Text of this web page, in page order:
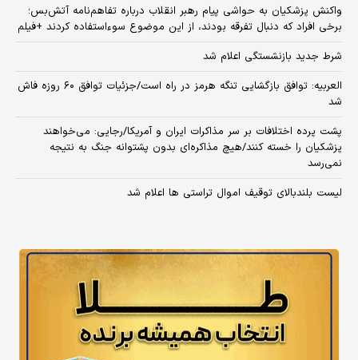
واکنش پزشکیان به حواشی پیام رهبر انقلاب درباره تفاهم‌نامه آتش‌بس؛
برخی افراد که دنبال تفرقه بودند، از این موضوع سوءاستفاده کردند +فیلم
شرط جدید بازنشستگی اعلام شد
العربیه: توافق بازگشایی تنگه هرمز در راه است/جزئیات توافق ۶۰ روزه فاش
شد
پشت پرده اختلافات بر سر مذاکرات ایران و آمریکا/رجایی: می‌خواهند
پزشکیان را خسته کنند/هیچ مذاکره‌ای بدون پشتوانه جنگ به نتیجه
نمی‌رسد
لیست بلندبالای توقیف اموال تراستی ها اعلام شد